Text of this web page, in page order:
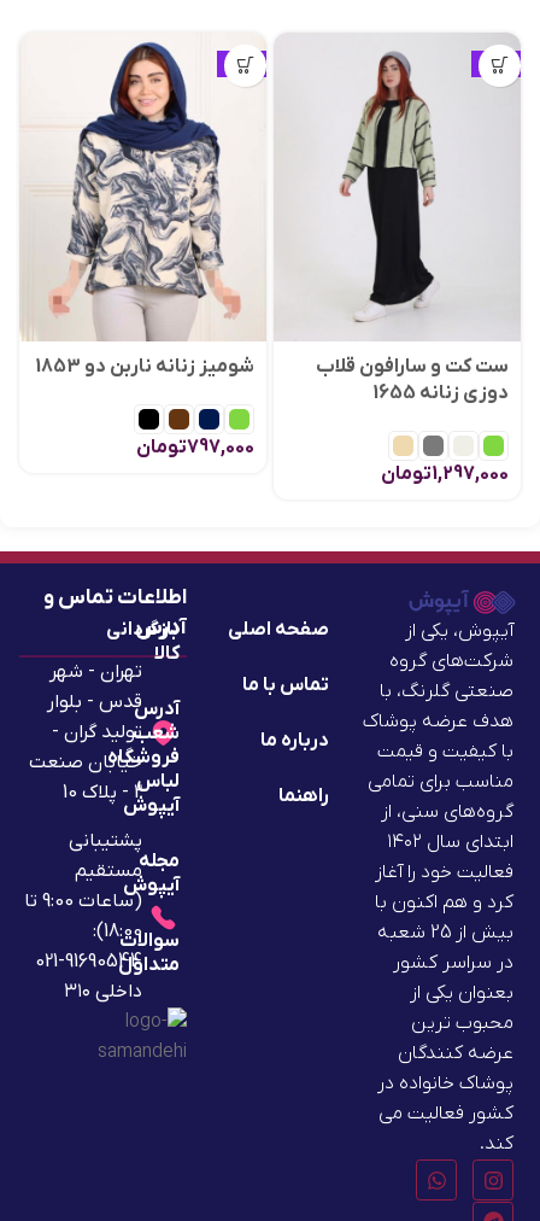
ویژه
ست کت و سارافون قلاب
دوزی زنانه 1655
1,297,000تومان
ویژه
شومیز زنانه ناربن دو 1853
797,000تومان
آیپوش، یکی از
شرکت‌های گروه
صنعتی گلرنگ، با
هدف عرضه پوشاک
با کیفیت و قیمت
مناسب برای تمامی
گروه‌های سنی، از
ابتدای سال ۱۴۰۲
فعالیت خود را آغاز
کرد و هم اکنون با
بیش از 25 شعبه
در سراسر کشور
بعنوان یکی از
محبوب ترین
عرضه کنندگان
پوشاک خانواده در
کشور فعالیت می
کند.
صفحه اصلی
تماس با ما
درباره ما
راهنما
بازگردانی
کالا
آدرس
شعب
فروشگاه
لباس
آیپوش
مجله
آیپوش
سوالات
متداول
تهران - شهر
قدس - بلوار
تولید گران -
خیابان صنعت
2 - پلاک 10
پشتیبانی
مستقیم
(ساعات 9:00 تا
18:00):
91690544-021
داخلی ۳۱۰
اطلاعات تماس و
آدرس